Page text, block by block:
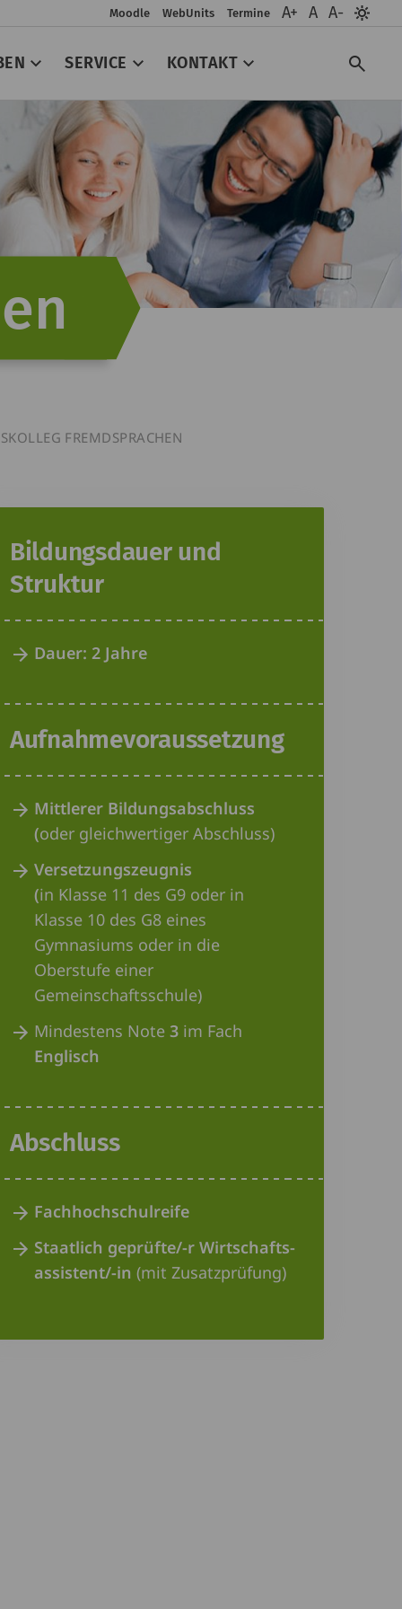
Moodle WebUnits Termine A+ A A-
SERVICE KONTAKT
FREMDSPRACHEN
Bildungsdauer und
Struktur
Dauer: 2 Jahre
Aufnahmevoraussetzung
Mittlerer Bildungsabschluss
(oder gleichwertiger Abschluss)
Versetzungszeugnis
(in Klasse 11 des G9 oder in
Klasse 10 des G8 eines
Gymnasiums oder in die
Oberstufe einer
Gemeinschaftsschule)
Mindestens Note 3 im Fach
Englisch
Abschluss
Fachhochschulreife
Staatlich geprüfte/-r Wirtschafts­
assistent/-in (mit Zusatzprüfung)